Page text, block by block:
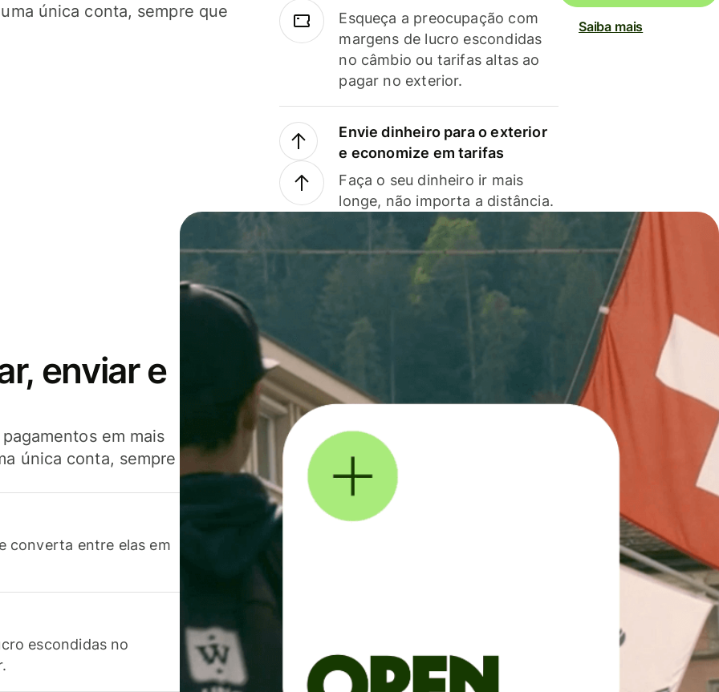
única conta, sempre que
Esqueça a preocupação com
margens de lucro escondidas
no câmbio ou tarifas altas ao
pagar no exterior.
Envie dinheiro para o exterior
e economize em tarifas
Faça o seu dinheiro ir mais
longe, não importa a distância.
Saiba mais
enviar e
em mais
única conta, sempre
converta entre elas em
escondidas no